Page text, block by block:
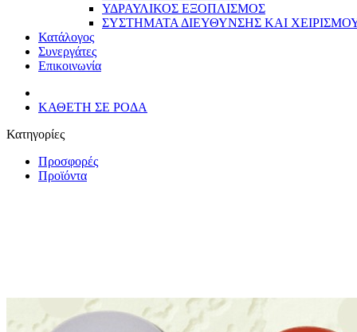
ΥΔΡΑΥΛΙΚΟΣ ΕΞΟΠΛΙΣΜΟΣ
ΣΥΣΤΗΜΑΤΑ ΔΙΕΥΘΥΝΣΗΣ ΚΑΙ
Κατάλογος
Συνεργάτες
Επικοινωνία
ΚΑΘΕΤΗ ΣΕ ΡΟΔΑ
Κατηγορίες
Προσφορές
Προϊόντα